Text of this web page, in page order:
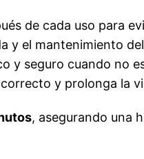
de cada uso para
y el mantenimiento
y seguro cuando no
y prolonga la
, asegurando una